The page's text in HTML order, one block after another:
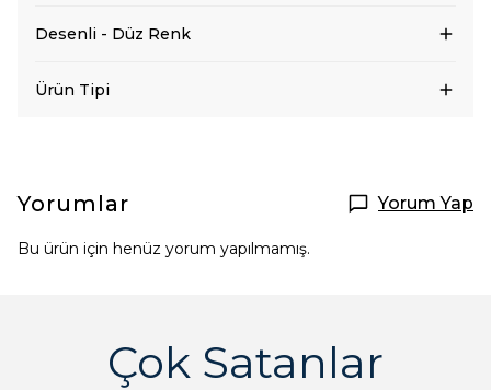
Desenli - Düz Renk
Ürün Tipi
Yorumlar Yorum Yap
Bu ürün için henüz yorum yapılmamış.
Çok Satanlar